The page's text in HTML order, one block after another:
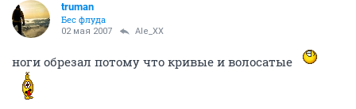
truman
Бес флуда
02 мая 2007 Ale_XX
ноги обрезал потому что кривые и волосатые